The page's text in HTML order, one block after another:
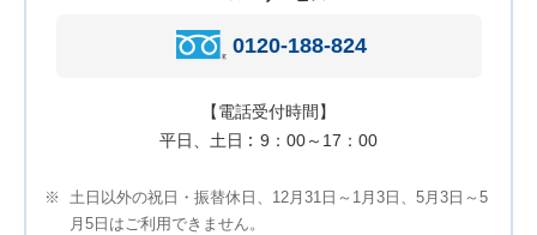
0120-188-824
【電話受付時間】
平日、土日
9：00～17：00
※
土日以外の祝日・振替休日、12月31日～1月3日、5月3日～5
月5日はご利用できません。